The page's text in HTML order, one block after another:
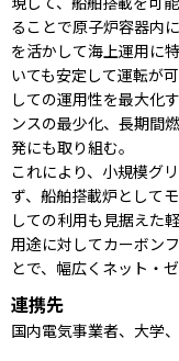
ることで原子炉容器内
を活かして海上運用に
いても安定して運転が
しての運用性を最大化
ンスの最少化、長期間
発にも取り組む。
これにより、小規模グ
ず、船舶搭載炉として
しての利用も見据えた
用途に対してカーボン
とで、幅広くネット・
連携先
国内電気事業者、大学